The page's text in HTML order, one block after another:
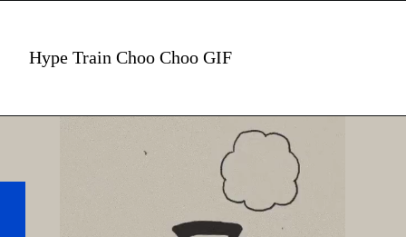
Hype Train Choo Choo GIF